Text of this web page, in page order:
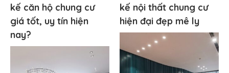
kế căn hộ chung cư
giá tốt, uy tín hiện
nay?
kế nội thất chung cư
hiện đại đẹp mê ly